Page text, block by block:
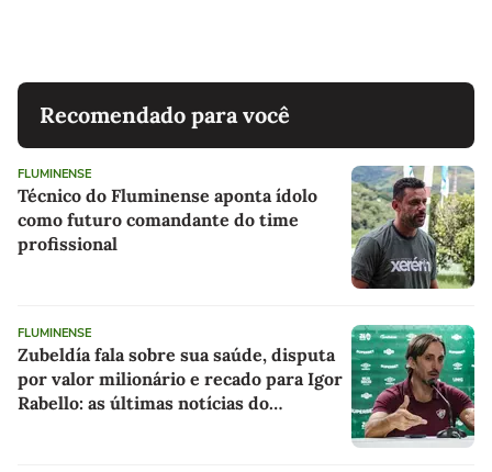
Recomendado para você
FLUMINENSE
Técnico do Fluminense aponta ídolo
como futuro comandante do time
profissional
FLUMINENSE
Zubeldía fala sobre sua saúde, disputa
por valor milionário e recado para Igor
Rabello: as últimas notícias do